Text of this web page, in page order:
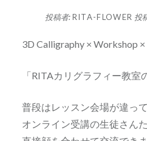
投稿者:RITA-FLOWER 投
3D Calligraphy × Workshop ×
「RITAカリグラフィー教室
普段はレッスン会場が違っ
オンライン受講の生徒さん